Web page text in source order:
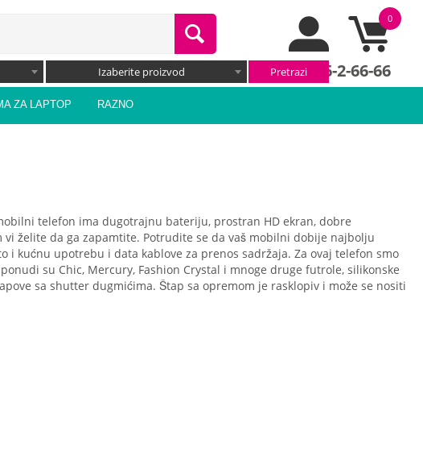
0
066/66-2-66-66
Izaberite proizvod
ZA LAPTOP RAZNO
telefon ima dugotrajnu bateriju, prostran HD ekran, dobre
želite da ga zapamtite. Potrudite se da vaš mobilni dobije najbolju
kućnu upotrebu i data kablove za prenos sadržaja. Za ovaj telefon smo
su Chic, Mercury, Fashion Crystal i mnoge druge futrole, silikonske
sa shutter dugmićima. Štap sa opremom je rasklopiv i može se nositi